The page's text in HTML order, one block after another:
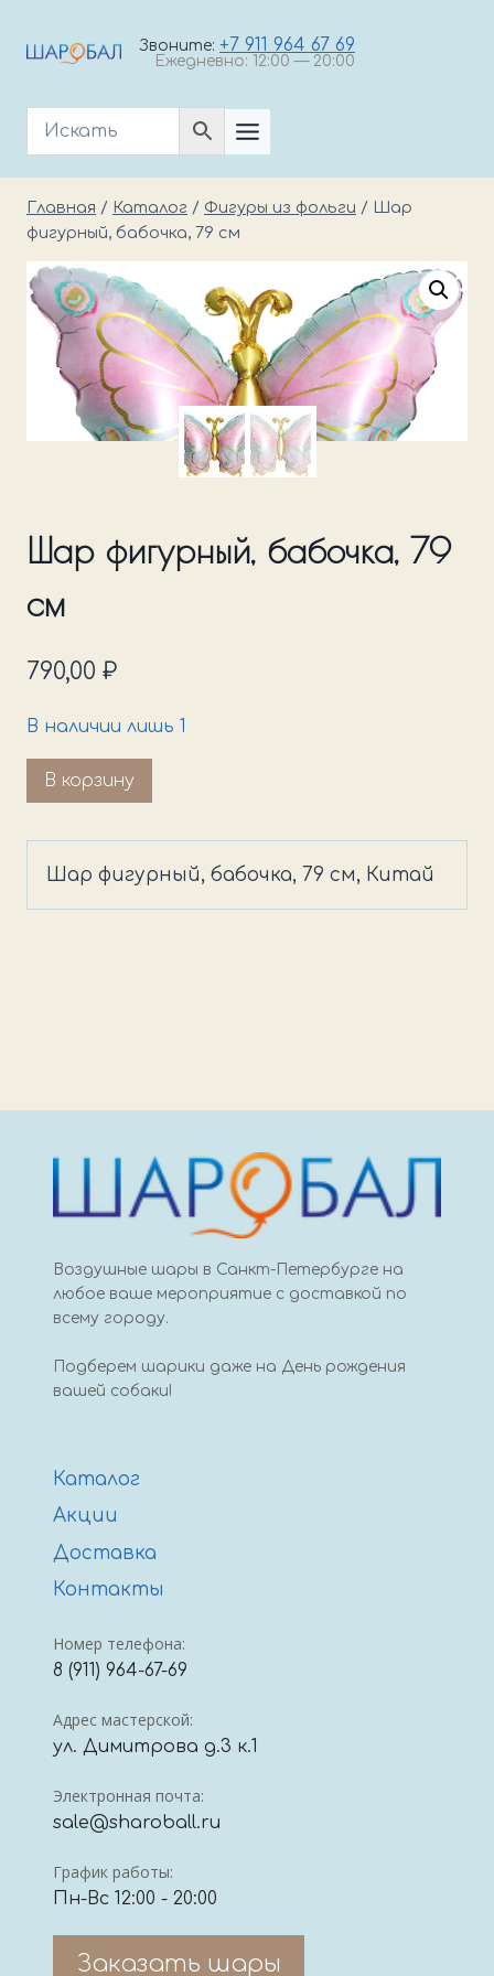
Звоните: +7 911 964 67 69
Ежедневно: 12:00 — 20:00
Главная / Каталог / Фигуры из фольги /
Шар
фигурный, бабочка, 79 см
Шар фигурный, бабочка, 79
см
790,00 ₽
В наличии лишь 1
Количество
товара
фигурный,
бабочка,
В корзину
Шар фигурный, бабочка, 79 см, Китай
Воздушные шары в Санкт-Петербурге на
любое ваше мероприятие с доставкой по
всему городу.
Подберем шарики даже на День рождения
вашей собаки!
Каталог
Акции
Доставка
Контакты
Номер телефона:
8 (911) 964-67-69
Адрес мастерской:
ул. Димитрова д.3 к.1
Электронная почта:
sale@sharoball.ru
График работы:
Пн-Вс 12:00 - 20:00
Заказать шары